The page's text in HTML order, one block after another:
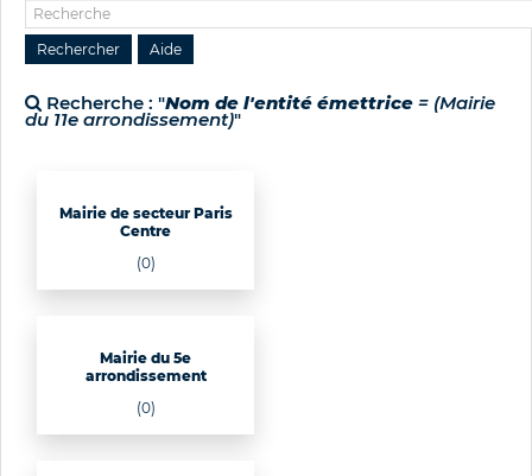
Recherche : "Nom de l'entité émettrice = (Mairie
du 11e arrondissement)"
Mairie de secteur Paris
Centre
(0)
Mairie du 5e
arrondissement
(0)